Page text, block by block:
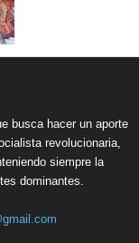
busca hacer un aporte
revolucionaria,
siempre la
dominantes.